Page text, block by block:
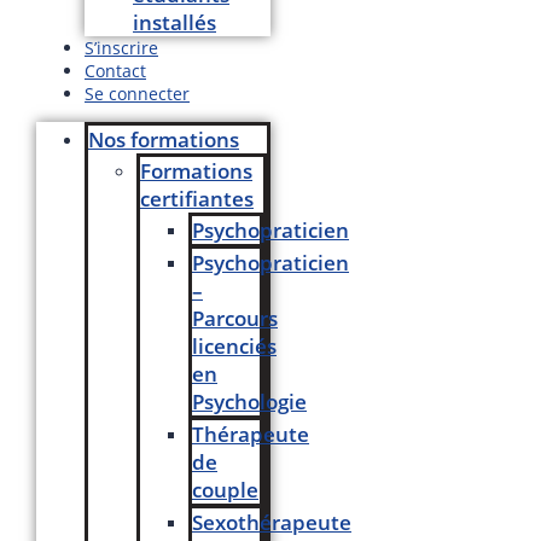
installés
S’inscrire
Contact
Se connecter
Nos formations
Formations
certifiantes
Psychopraticien
Psychopraticien
–
Parcours
licenciés
en
Psychologie
Thérapeute
de
couple
Sexothérapeute